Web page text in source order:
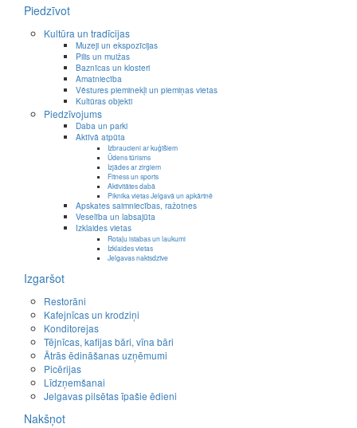
Piedzīvot
Kultūra un tradīcijas
Muzeji un ekspozīcijas
Pilis un muižas
Baznīcas un klosteri
Amatniecība
Vēstures pieminekļi un piemiņas vietas
Kultūras objekti
Piedzīvojums
Daba un parki
Aktīvā atpūta
Izbraucieni ar kuģīšiem
Ūdens tūrisms
Izjādes ar zirgiem
Fitness un sports
Aktivitātes dabā
Piknika vietas Jelgavā un apkārtnē
Apskates saimniecības, ražotnes
Veselība un labsajūta
Izklaides vietas
Rotaļu istabas un laukumi
Izklaides vietas
Jelgavas naktsdzīve
Izgaršot
Restorāni
Kafejnīcas un krodziņi
Konditorejas
Tējnīcas, kafijas bāri, vīna bāri
Ātrās ēdināšanas uzņēmumi
Picērijas
Līdzņemšanai
Jelgavas pilsētas īpašie ēdieni
Nakšņot